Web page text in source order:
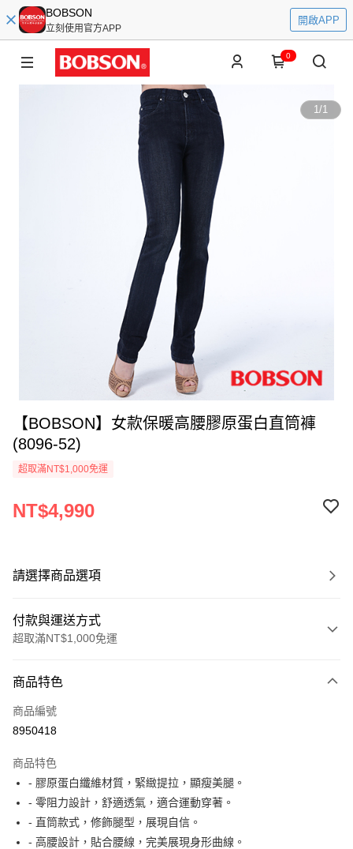
BOBSON
立刻使用官方APP
開啟APP
0
1/1
【BOBSON】女款保暖高腰膠原蛋白直筒褲
(8096-52)
超取滿NT$1,000免運
NT$4,990
請選擇商品選項
付款與運送方式
超取滿NT$1,000免運
信用卡一次付款
Apple Pay
運送方式
付款後全家取貨
每筆NT$60，滿NT$1,000(含以上)免運費
商品特色
商品編號
8950418
商品特色
- 膠原蛋白纖維材質，緊緻提拉，顯瘦美腿。
- 零阻力設計，舒適透氣，適合運動穿著。
- 直筒款式，修飾腿型，展現自信。
- 高腰設計，貼合腰線，完美展現身形曲線。